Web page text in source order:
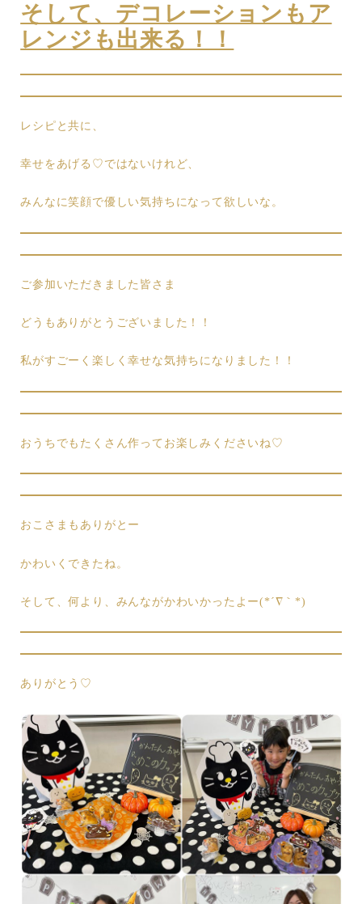
そして、デコレーションもア
レンジも出来る！！
レシピと共に、
幸せをあげる♡ではないけれど、
みんなに笑顔で優しい気持ちになって欲しいな。
ご参加いただきました皆さま
どうもありがとうございました！！
私がすごーく楽しく幸せな気持ちになりました！！
おうちでもたくさん作ってお楽しみくださいね♡
おこさまもありがとー
かわいくできたね。
そして、何より、みんながかわいかったよー(*´∇｀*)
ありがとう♡